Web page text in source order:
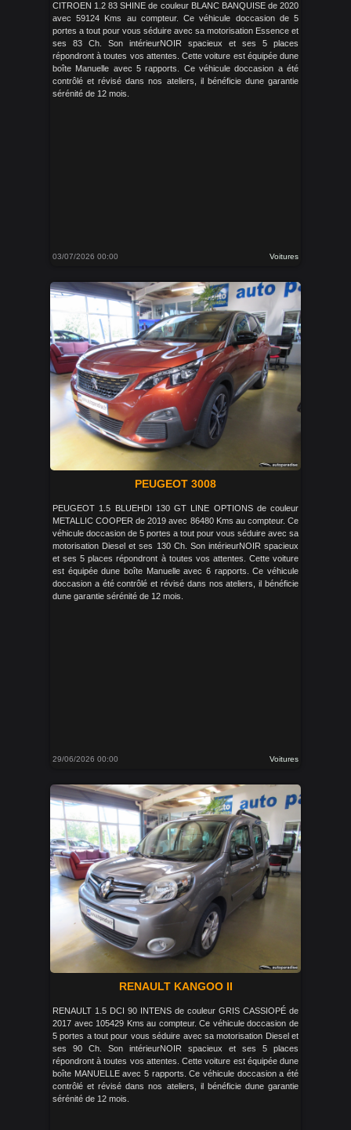
CITROEN 1.2 83 SHINE de couleur BLANC BANQUISE de 2020
avec 59124 Kms au compteur. Ce véhicule doccasion de 5
portes a tout pour vous séduire avec sa motorisation Essence et
ses 83 Ch. Son intérieurNOIR spacieux et ses 5 places
répondront à toutes vos attentes. Cette voiture est équipée dune
boîte Manuelle avec 5 rapports. Ce véhicule doccasion a été
contrôlé et révisé dans nos ateliers, il bénéficie dune garantie
sérénité de 12 mois.
03/07/2026 00:00 Voitures
PEUGEOT 3008
PEUGEOT 1.5 BLUEHDI 130 GT LINE OPTIONS de couleur
METALLIC COOPER de 2019 avec 86480 Kms au compteur. Ce
véhicule doccasion de 5 portes a tout pour vous séduire avec sa
motorisation Diesel et ses 130 Ch. Son intérieurNOIR spacieux
et ses 5 places répondront à toutes vos attentes. Cette voiture
est équipée dune boîte Manuelle avec 6 rapports. Ce véhicule
doccasion a été contrôlé et révisé dans nos ateliers, il bénéficie
dune garantie sérénité de 12 mois.
29/06/2026 00:00 Voitures
RENAULT KANGOO II
RENAULT 1.5 DCI 90 INTENS de couleur GRIS CASSIOPÉ de
2017 avec 105429 Kms au compteur. Ce véhicule doccasion de
5 portes a tout pour vous séduire avec sa motorisation Diesel et
ses 90 Ch. Son intérieurNOIR spacieux et ses 5 places
répondront à toutes vos attentes. Cette voiture est équipée dune
boîte MANUELLE avec 5 rapports. Ce véhicule doccasion a été
contrôlé et révisé dans nos ateliers, il bénéficie dune garantie
sérénité de 12 mois.